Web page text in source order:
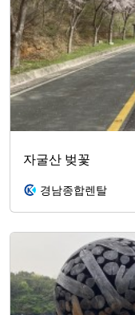
자굴산 벚꽃
경남종합렌탈